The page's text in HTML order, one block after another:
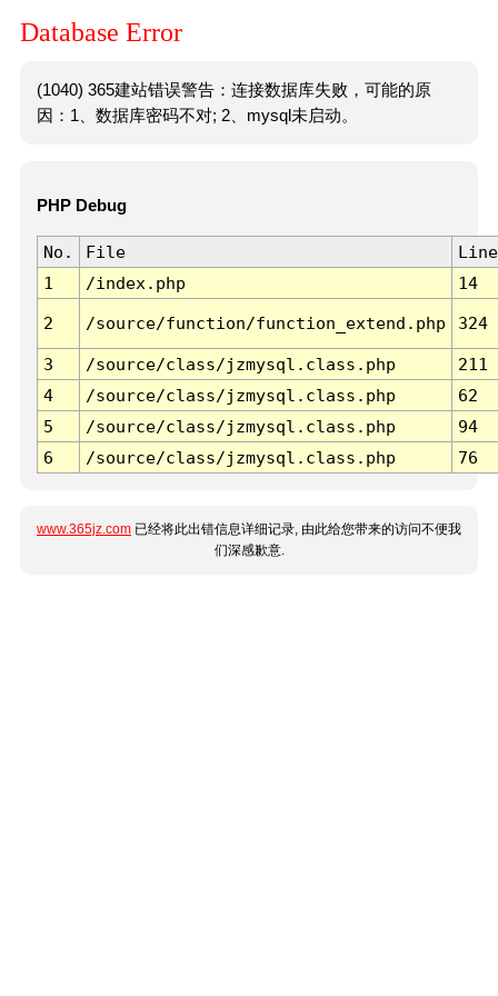
Database Error
(1040) 365建站错误警告：连接数据库失败，可能的原
因：1、数据库密码不对; 2、mysql未启动。
PHP Debug
No. File
Line
1
/index.php 14
2 /source/function/function_extend.php 324
3 /source/class/jzmysql.class.php
211
4
/source/class/jzmysql.class.php
62
5
/source/class/jzmysql.class.php
94
6
/source/class/jzmysql.class.php 76
www.365jz.com 已经将此出错信息详细记录, 由此给您带来的访问不便我
们深感歉意.